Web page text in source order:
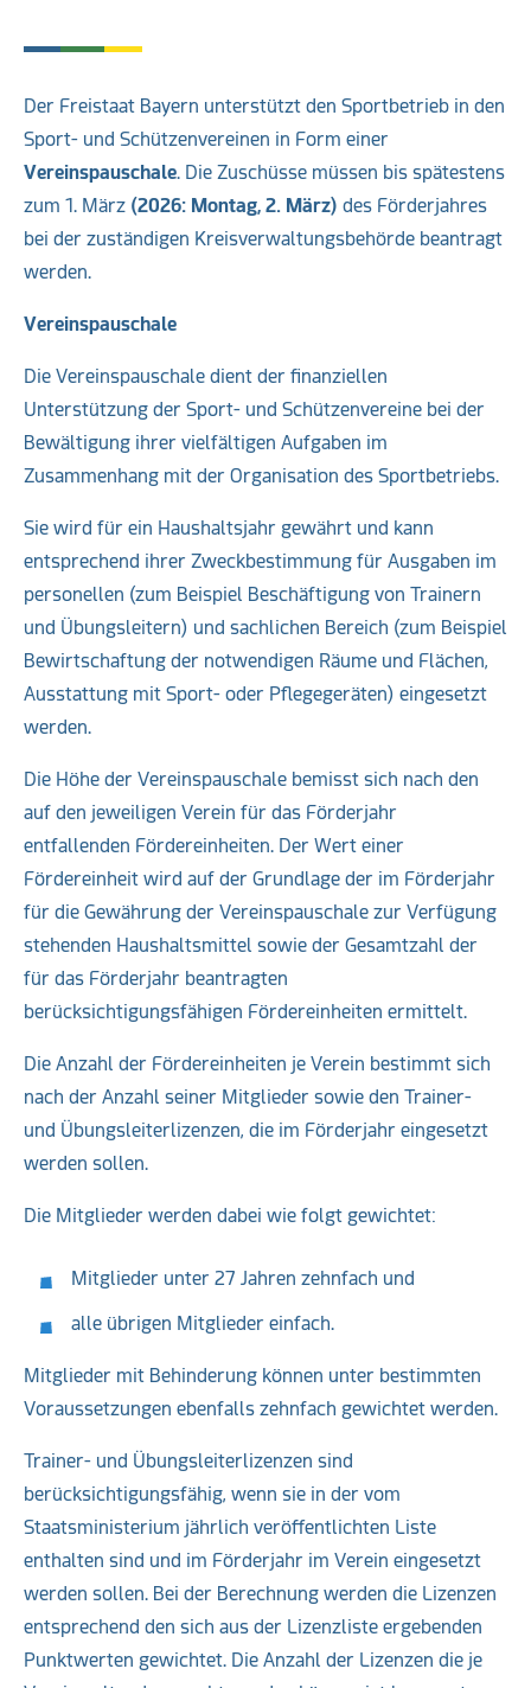
Der Freistaat Bayern unterstützt den Sportbetrieb in den
Sport- und Schützenvereinen in Form einer
Vereinspauschale. Die Zuschüsse müssen bis spätestens
zum 1. März (2026: Montag, 2. März) des Förderjahres
bei der zuständigen Kreisverwaltungsbehörde beantragt
werden.
Vereinspauschale
Die Vereinspauschale dient der finanziellen
Unterstützung der Sport- und Schützenvereine bei der
Bewältigung ihrer vielfältigen Aufgaben im
Zusammenhang mit der Organisation des Sportbetriebs.
Sie wird für ein Haushaltsjahr gewährt und kann
entsprechend ihrer Zweckbestimmung für Ausgaben im
personellen (zum Beispiel Beschäftigung von Trainern
und Übungsleitern) und sachlichen Bereich (zum Beispiel
Bewirtschaftung der notwendigen Räume und Flächen,
Ausstattung mit Sport- oder Pflegegeräten) eingesetzt
werden.
Die Höhe der Vereinspauschale bemisst sich nach den
auf den jeweiligen Verein für das Förderjahr
entfallenden Fördereinheiten. Der Wert einer
Fördereinheit wird auf der Grundlage der im Förderjahr
für die Gewährung der Vereinspauschale zur Verfügung
stehenden Haushaltsmittel sowie der Gesamtzahl der
für das Förderjahr beantragten
berücksichtigungsfähigen Fördereinheiten ermittelt.
Die Anzahl der Fördereinheiten je Verein bestimmt sich
nach der Anzahl seiner Mitglieder sowie den Trainer-
und Übungsleiterlizenzen, die im Förderjahr eingesetzt
werden sollen.
Die Mitglieder werden dabei wie folgt gewichtet:
Mitglieder unter 27 Jahren zehnfach und
alle übrigen Mitglieder einfach.
Mitglieder mit Behinderung können unter bestimmten
Voraussetzungen ebenfalls zehnfach gewichtet werden.
Trainer- und Übungsleiterlizenzen sind
berücksichtigungsfähig, wenn sie in der vom
Staatsministerium jährlich veröffentlichten Liste
enthalten sind und im Förderjahr im Verein eingesetzt
werden sollen. Bei der Berechnung werden die Lizenzen
entsprechend den sich aus der Lizenzliste ergebenden
Punktwerten gewichtet. Die Anzahl der Lizenzen die je